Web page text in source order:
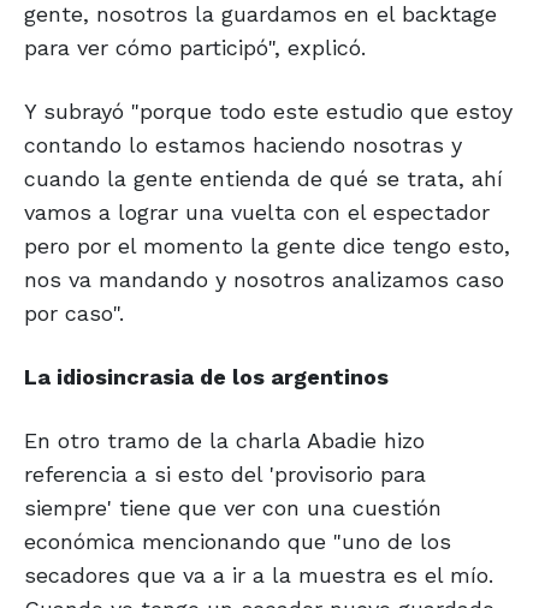
gente, nosotros la guardamos en el backtage
para ver cómo participó", explicó.
Y subrayó "porque todo este estudio que estoy
contando lo estamos haciendo nosotras y
cuando la gente entienda de qué se trata, ahí
vamos a lograr una vuelta con el espectador
pero por el momento la gente dice tengo esto,
nos va mandando y nosotros analizamos caso
por caso".
La idiosincrasia de los argentinos
En otro tramo de la charla Abadie hizo
referencia a si esto del 'provisorio para
siempre' tiene que ver con una cuestión
económica mencionando que "uno de los
secadores que va a ir a la muestra es el mío.